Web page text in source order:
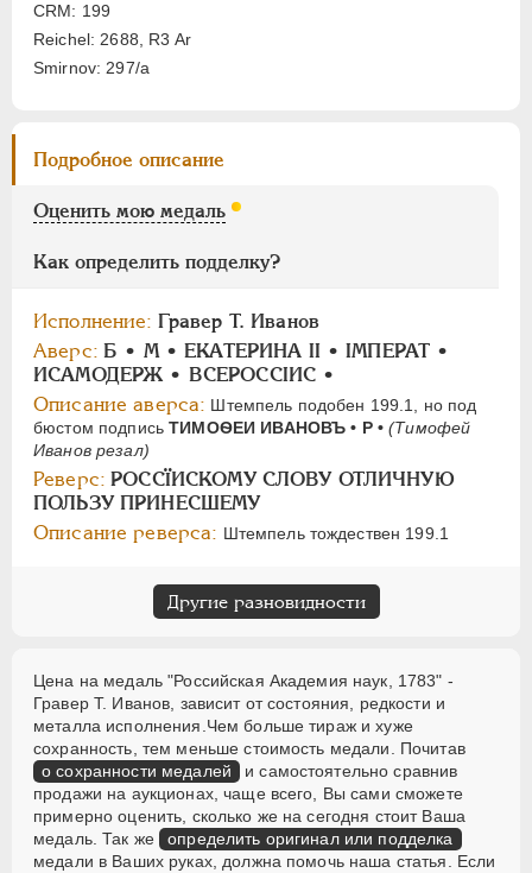
CRM: 199
Reichel: 2688, R3 Ar
Smirnov: 297/a
Подробное описание
Оценить мою медаль
Как определить подделку?
Исполнение: Гравер T. Иванов
Аверс: Б • M • ЕКАТЕРИНА II • IМПЕРАТ •
ИСАМОДЕРЖ • ВСЕРОССIИС •
Описание аверса: Штемпель подобен 199.1, но под
бюстом подписьТИМОѲЕИ ИВАНОВЪ • Р • (Тимофей
Иванов резал)
Реверс: РОССÏИСКОМУ СЛОВУ ОТЛИЧНУЮ
ПОЛЬЗУ ПРИНЕСШЕМУ
Описание реверса: Штемпель тождествен 199.1
Другие разновидности
Цена на медаль "Российская Академия наук, 1783" -
Гравер T. Иванов, зависит от состояния, редкости и
металла исполнения.Чем больше тираж и хуже
сохранность, тем меньше стоимость медали. Почитав
о сохранности медалей и самостоятельно сравнив
продажи на аукционах, чаще всего, Вы сами сможете
примерно оценить, сколько же на сегодня стоит Ваша
медаль. Так же определить оригинал или подделка
медали в Ваших руках, должна помочь наша статья. Если
Цифры
ПАВЕЛ I 1796-1801
НИКОЛАЙ I 1826-1855
АЛЕКСАНДР II
НИКОЛАЙ II 1894-1917
СЕРИИ МЕДАЛЕЙ 1600-1881